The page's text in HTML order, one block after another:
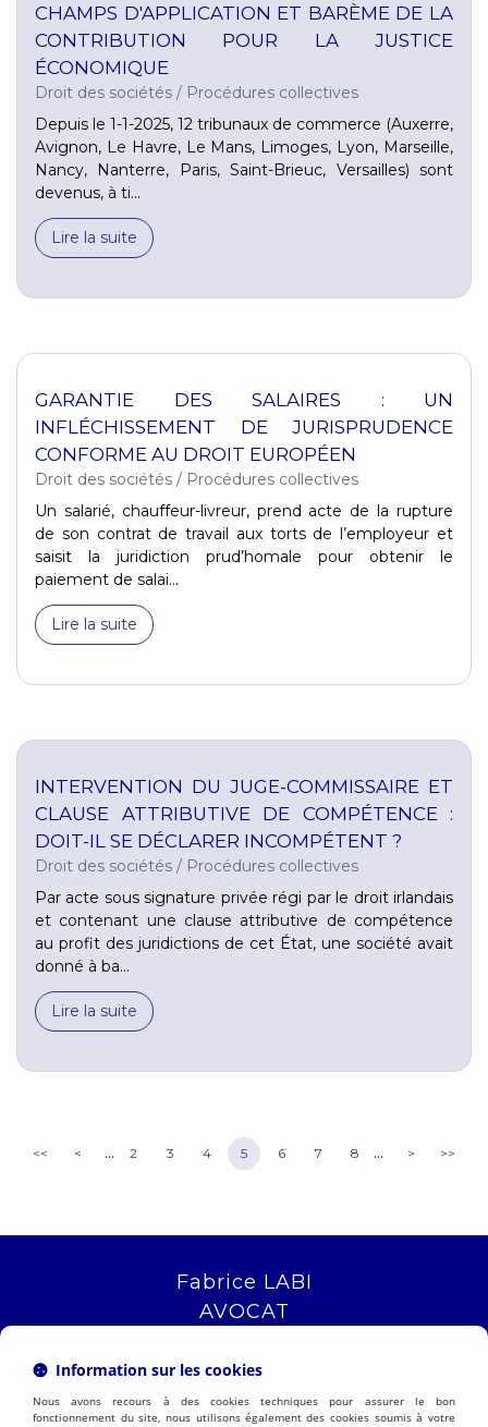
CHAMPS D'APPLICATION ET BARÈME DE LA
CONTRIBUTION POUR LA JUSTICE
ÉCONOMIQUE
Droit des sociétés / Procédures collectives
Depuis le 1-1-2025, 12 tribunaux de commerce (Auxerre,
Avignon, Le Havre, Le Mans, Limoges, Lyon, Marseille,
Nancy, Nanterre, Paris, Saint-Brieuc, Versailles) sont
devenus, à ti...
Lire la suite
GARANTIE DES SALAIRES : UN
INFLÉCHISSEMENT DE JURISPRUDENCE
CONFORME AU DROIT EUROPÉEN
Droit des sociétés / Procédures collectives
Un salarié, chauffeur-livreur, prend acte de la rupture
de son contrat de travail aux torts de l’employeur et
saisit la juridiction prud’homale pour obtenir le
paiement de salai...
Lire la suite
INTERVENTION DU JUGE-COMMISSAIRE ET
CLAUSE ATTRIBUTIVE DE COMPÉTENCE :
DOIT-IL SE DÉCLARER INCOMPÉTENT ?
Droit des sociétés / Procédures collectives
Par acte sous signature privée régi par le droit irlandais
et contenant une clause attributive de compétence
au profit des juridictions de cet État, une société avait
donné à ba...
Lire la suite
<< < ... 2 3 4 5 6 7 8 ... > >>
Fabrice LABI
AVOCAT
13006 MARSEILLE
NOUS LOCALISER
Information sur les cookies
Nous avons recours à des cookies techniques pour assurer le bon
fonctionnement du site, nous utilisons également des cookies soumis à votre